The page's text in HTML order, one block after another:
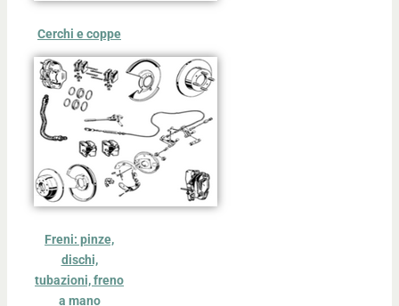
Cerchi e coppe
Freni: pinze,
dischi,
tubazioni, freno
a mano